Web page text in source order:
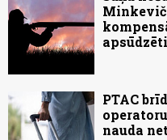
PTAC
nauda